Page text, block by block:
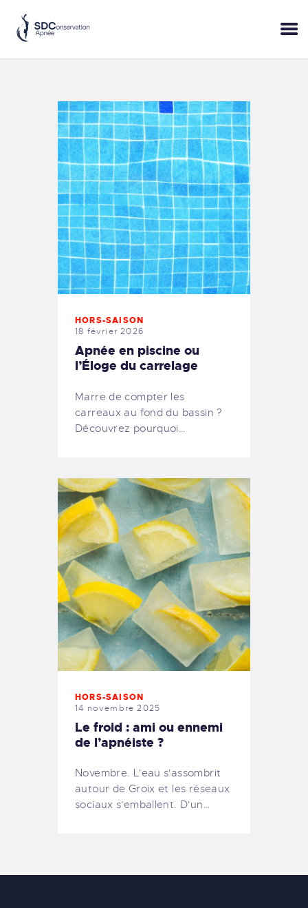
ACCUEIL
SESSIONS
PRATIQUE
BLOP!
A PROPOS
BONS CADEAUX
RÉSERVER
+33 (6) 95 50 18 95
HORS-SAISON
18 février 2026
Apnée en piscine ou
l’Éloge du carrelage
Marre de compter les
carreaux au fond du bassin ?
Découvrez pourquoi…
HORS-SAISON
14 novembre 2025
Le froid : ami ou ennemi
de l’apnéiste ?
Novembre. L'eau s'assombrit
autour de Groix et les réseaux
sociaux s'emballent. D'un…